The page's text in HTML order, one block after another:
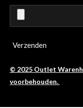
Verzenden
© 2025 Outlet
voorbehouden.